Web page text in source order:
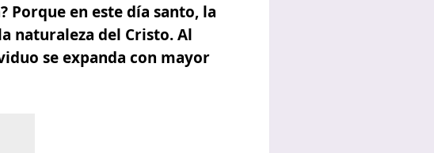
Porque en este día santo, la
naturaleza del Cristo. Al
se expanda con mayor